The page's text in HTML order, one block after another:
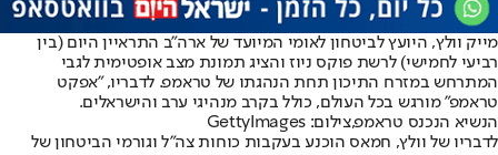
מייק וולץ, היועץ לביטחון לאומי המיועד של ארה"ב התראיין היום (בין
רביעי לחמישי) לרשת פוקס ניוז והציג תמונת מצב אופטימית לגבי
המתרחש במזרח התיכון תחת הנהגתו של טראמפ. לדבריו, "אפקט
טראמפ" מורגש בכל העולם, כולל בקרב מנהיגי ערב והישראלים.
הנשיא הנכנס טראמפ,צילום: GettyImages
לדבריו של וולץ, חמאס הוכנע בעקבות כוחות צה"ל וגורמי הביטחון של